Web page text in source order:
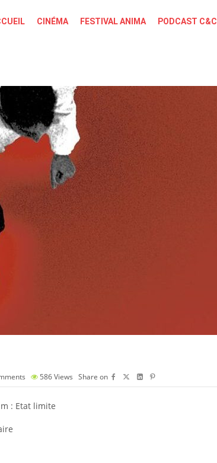
CINÉMA FESTIVAL ANIMA PODCAST C&C
586Views Share on
: Etat limite